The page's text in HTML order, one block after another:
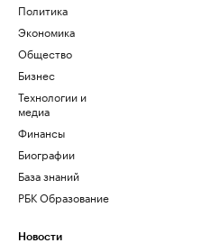
Политика
Экономика
Общество
Бизнес
Технологии и
медиа
Финансы
Биографии
База знаний
РБК Образование
Новости